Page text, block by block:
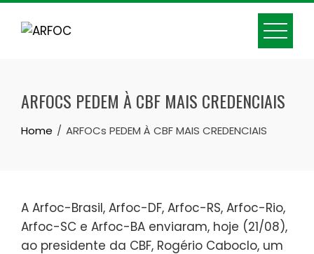
Skip
ARFOCS PEDEM À CBF MAIS CREDENCIAIS
Home ARFOCs PEDEM À CBF MAIS CREDENCIAIS
A Arfoc-Brasil, Arfoc-DF, Arfoc-RS, Arfoc-Rio,
Arfoc-SC e Arfoc-BA enviaram, hoje (21/08),
ao presidente da CBF, Rogério Caboclo, um